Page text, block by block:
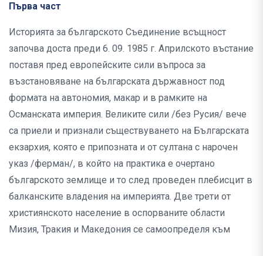
Първа част
Историята за българското Съединение всъщност
започва доста преди 6. 09. 1985 г. Априлското въстание
поставя пред европейските сили въпроса за
възстановяване на българската държавност под
формата на автономия, макар и в рамките на
Османската империя. Великите сили /без Русия/ вече
са приели и признали съществуването на Българската
екзархия, която е припозната и от султана с нарочен
указ /ферман/, в който на практика е очертано
българското землище и то след проведен плебисцит в
балканските владения на империята. Две трети от
християнското население в оспорваните области
Мизия, Тракия и Македония се самоопределя към